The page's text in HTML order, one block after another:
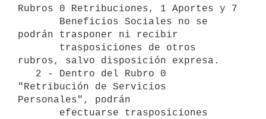
Rubros 0 Retribuciones, 1 Aportes y 7
podrán trasponer ni recibir
rubros, salvo disposición expresa.
"Retribución de Servicios
Personales", podrán